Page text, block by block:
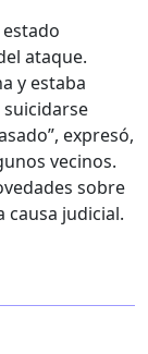
ataque.
y estaba
expresó,
vecinos.
sobre
causa judicial.